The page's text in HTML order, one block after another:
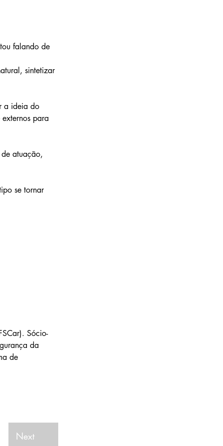
falando de
sintetizar
a ideia do
para
de atuação,
se tornar
Sócio-
da
de
Next